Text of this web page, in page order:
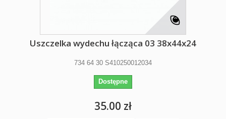
Uszczelka wydechu łącząca 03 38x44x24
734 64 30 S410250012034
Dostępne
35.00 zł